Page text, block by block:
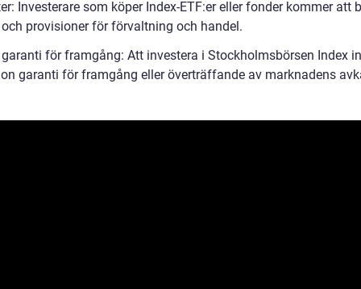
Investerare som köper Index-ETF:er eller fonder kommer att
provisioner för förvaltning och handel.
för framgång: Att investera i Stockholmsbörsen Index
garanti för framgång eller överträffande av marknadens